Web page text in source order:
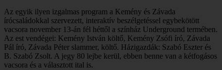
Az egyik ilyen izgalmas program a Kemény és Závada
írócsaládokkal szervezett, interaktív beszélgetéssel egybekötött
vacsora november 13-án fél héttől a színház Underground termében.
Az est vendégei: Kemény István költő, Kemény Zsófi író, Závada
Pál író, Závada Péter slammer, költő. Házigazdák: Szabó Eszter és
B. Szabó Zsolt. A jegy 80 lejbe kerül, ebben benne van a kétfogásos
vacsora és a választott ital is.